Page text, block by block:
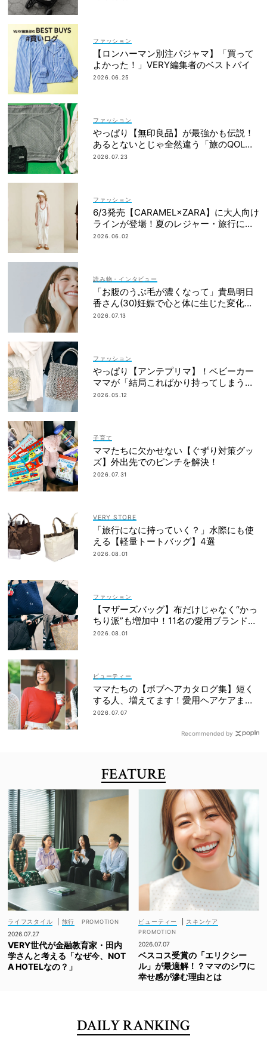
ファッション
【ロンハーマン別注パジャマ】「買って
よかった！」VERY編集者のベストバイ
2026.06.25
ファッション
やっぱり【無印良品】が最強かも伝説！
あるとないとじゃ全然違う「旅のQOL爆
上げアイテム」
2026.07.23
ファッション
6/3発売【CARAMEL×ZARA】に大人向け
ラインが登場！夏のレジャー・旅行にも
おすすめ
2026.06.02
読み物・インタビュー
「お腹のうぶ毛が濃くなって」貴島明日
香さん(30)妊娠で心と体に生じた変化も
「愛しいです」
2026.07.13
ファッション
やっぱり【アンテプリマ】！ベビーカー
ママが「結局こればかり持ってしまう」
納得の理由
2026.05.12
子育て
ママたちに欠かせない【ぐずり対策グッ
ズ】外出先でのピンチを解決！
2026.07.31
VERY STORE
「旅行になに持っていく？」水際にも使
える【軽量トートバッグ】4選
2026.08.01
ファッション
【マザーズバッグ】布だけじゃなく“かっ
ちり派”も増加中！11名の愛用ブランド
は？
2026.08.01
ビューティー
ママたちの【ボブヘアカタログ集】短く
する人、増えてます！愛用ヘアケアまで
全部見せ
2026.07.07
Recommended by
FEATURE
ライフスタイル
旅行
2026.07.27
VERY世代が金融教育家・田内
学さんと考える「なぜ今、NOT
A HOTELなの？」
ビューティー スキンケア
2026.07.07
ベスコス受賞の「エリクシー
ル」が最適解！？ママのシワに
幸せ感が滲む理由とは
DAILY RANKING